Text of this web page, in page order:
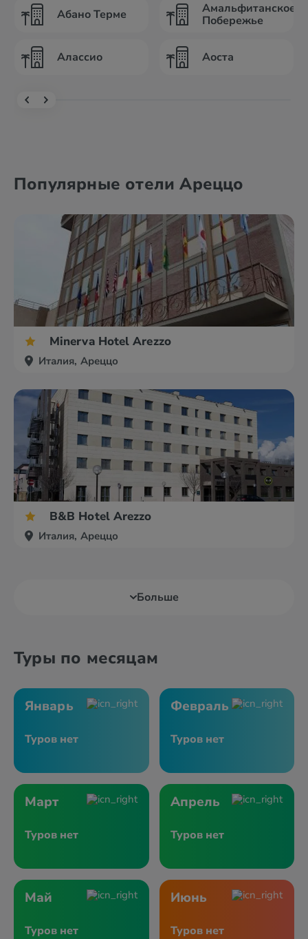
Абано Терме
Алассио
Амальфитанское
Побережье
Аоста
Популярные отели Ареццо
Minerva Hotel Arezzo
Италия, Ареццо
B&B Hotel Arezzo
Италия, Ареццо
Больше
Туры по месяцам
Январь
Туров нет
Февраль
Туров нет
Март
Туров нет
Апрель
Туров нет
Май
Туров нет
Июнь
Туров нет